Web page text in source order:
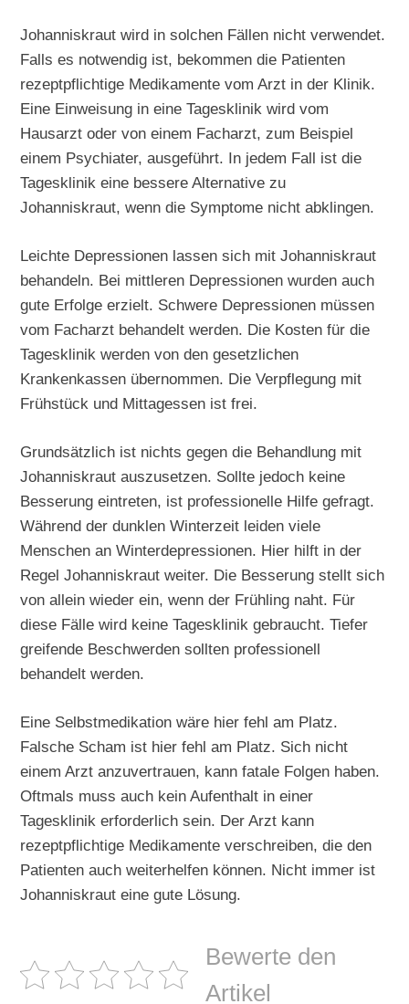
Johanniskraut wird in solchen Fällen nicht verwendet.
Falls es notwendig ist, bekommen die Patienten
rezeptpflichtige Medikamente vom Arzt in der Klinik.
Eine Einweisung in eine Tagesklinik wird vom
Hausarzt oder von einem Facharzt, zum Beispiel
einem Psychiater, ausgeführt. In jedem Fall ist die
Tagesklinik eine bessere Alternative zu
Johanniskraut, wenn die Symptome nicht abklingen.
Leichte Depressionen lassen sich mit Johanniskraut
behandeln. Bei mittleren Depressionen wurden auch
gute Erfolge erzielt. Schwere Depressionen müssen
vom Facharzt behandelt werden. Die Kosten für die
Tagesklinik werden von den gesetzlichen
Krankenkassen übernommen. Die Verpflegung mit
Frühstück und Mittagessen ist frei.
Grundsätzlich ist nichts gegen die Behandlung mit
Johanniskraut auszusetzen. Sollte jedoch keine
Besserung eintreten, ist professionelle Hilfe gefragt.
Während der dunklen Winterzeit leiden viele
Menschen an Winterdepressionen. Hier hilft in der
Regel Johanniskraut weiter. Die Besserung stellt sich
von allein wieder ein, wenn der Frühling naht. Für
diese Fälle wird keine Tagesklinik gebraucht. Tiefer
greifende Beschwerden sollten professionell
behandelt werden.
Eine Selbstmedikation wäre hier fehl am Platz.
Falsche Scham ist hier fehl am Platz. Sich nicht
einem Arzt anzuvertrauen, kann fatale Folgen haben.
Oftmals muss auch kein Aufenthalt in einer
Tagesklinik erforderlich sein. Der Arzt kann
rezeptpflichtige Medikamente verschreiben, die den
Patienten auch weiterhelfen können. Nicht immer ist
Johanniskraut eine gute Lösung.
Bewerte den
Artikel